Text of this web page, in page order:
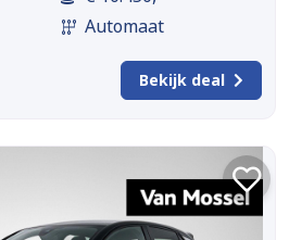
Automaat
Bekijk deal